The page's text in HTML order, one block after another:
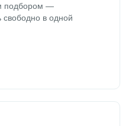
подбором —
в одной